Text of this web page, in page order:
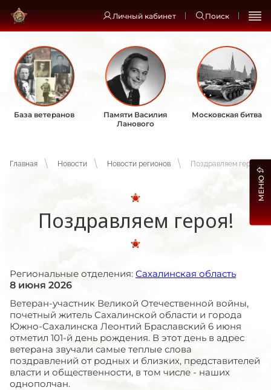
Личный кабинет Поиск
База ветеранов
Памяти Василия
Ланового
Московская битва
Главная Новости Новости регионов Поздравляем героя!
Поздравляем героя!
Региональные отделения: Сахалинская область
8 июня 2026
Ветеран-участник Великой Отечественной войны,
почетный житель Сахалинской области и города
Южно-Сахалинска Леонтий Браславский 6 июня
отметил 101-й день рождения. В этот день в адрес
ветерана звучали самые теплые слова
поздравлений от родных и близких, представителей
власти и общественности, в том числе - наших
однополчан.
МЕНЮ